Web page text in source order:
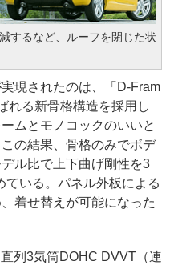
するなど、ルーフを閉じた状
現されたのは、「D-Fram
れる新骨格構造を採用し
ムとモノコックのいいと
の結果、骨格のみでボデ
ル比で上下曲げ剛性を3
いる。パネル外板による
着せ替えが可能になった
列3気筒DOHC DVVT（連